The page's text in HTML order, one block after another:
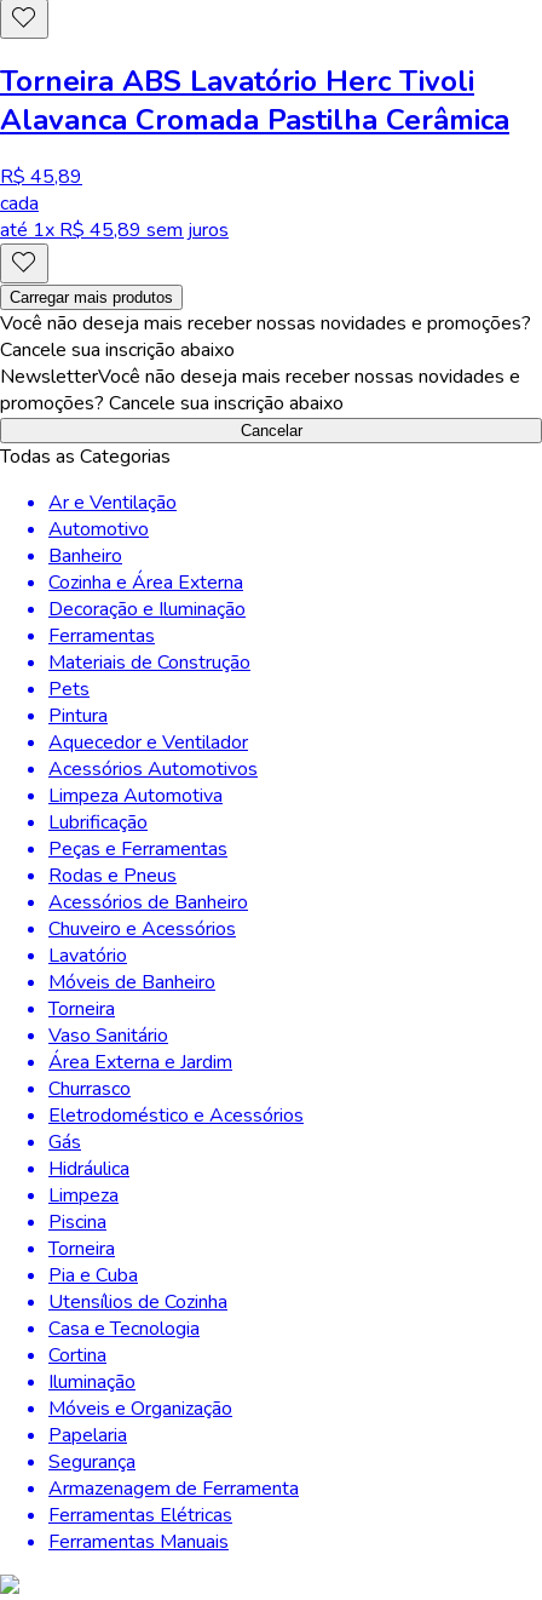
Torneira ABS Lavatório Herc Tivoli
Alavanca Cromada Pastilha Cerâmica
R$ 45,89
cada
até 1x R$ 45,89 sem juros
Carregar mais produtos
Você não deseja mais receber nossas novidades e promoções?
Cancele sua inscrição abaixo
NewsletterVocê não deseja mais receber nossas novidades e
promoções? Cancele sua inscrição abaixo
Cancelar
Todas as Categorias
Ar e Ventilação
Automotivo
Banheiro
Cozinha e Área Externa
Decoração e Iluminação
Ferramentas
Materiais de Construção
Pets
Pintura
Aquecedor e Ventilador
Acessórios Automotivos
Limpeza Automotiva
Lubrificação
Peças e Ferramentas
Rodas e Pneus
Acessórios de Banheiro
Chuveiro e Acessórios
Lavatório
Móveis de Banheiro
Torneira
Vaso Sanitário
Área Externa e Jardim
Churrasco
Eletrodoméstico e Acessórios
Gás
Hidráulica
Limpeza
Piscina
Torneira
Pia e Cuba
Utensílios de Cozinha
Casa e Tecnologia
Cortina
Iluminação
Móveis e Organização
Papelaria
Segurança
Armazenagem de Ferramenta
Ferramentas Elétricas
Ferramentas Manuais